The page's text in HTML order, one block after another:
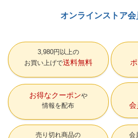
オンラインストア
3,980円以上の
お買い上げで送料無料
お得なクーポン
情報を配布
売り切れ商品の 会